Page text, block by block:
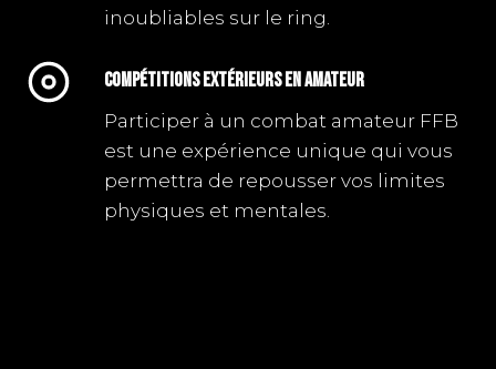
inoubliables sur le ring.
COMPÉTITIONS EXTÉRIEURS en amateur
Participer à un combat amateur FFB
est une expérience unique qui vous
permettra de repousser vos limites
physiques et mentales.